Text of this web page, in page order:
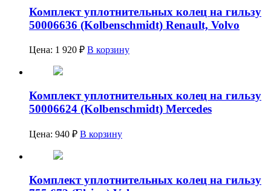
Комплект уплотнительных колец на гильзу
50006636 (Kolbenschmidt) Renault, Volvo
Цена: 1 920 ₽ В корзину
Комплект уплотнительных колец на гильзу
50006624 (Kolbenschmidt) Mercedes
Цена: 940 ₽ В корзину
Комплект уплотнительных колец на гильзу